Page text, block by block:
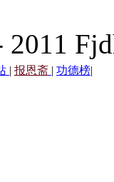
2011
| 报恩斋 | 功德榜|